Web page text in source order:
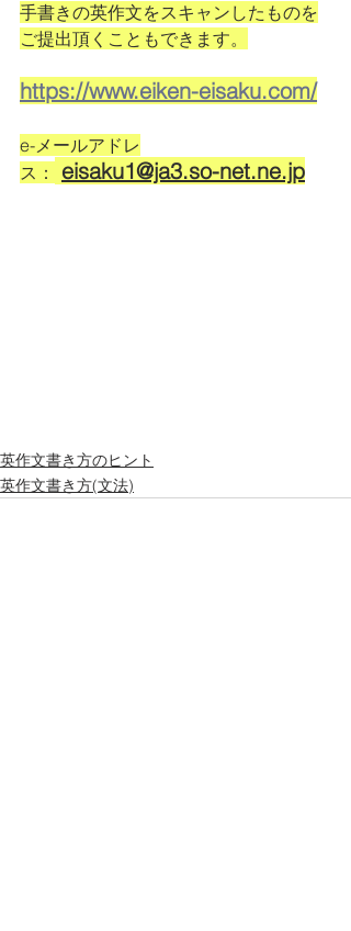
手書きの英作文をスキャンしたものを
ご提出頂くこともできます。
https://www.eiken-eisaku.com/
e-メールアドレ
ス：
eisaku1@ja3.so-net.ne.jp
英作文書き方のヒント
英作文書き方(文法)